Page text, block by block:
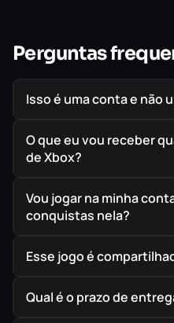
Estão incluídas as
Modo de 3x velocidade
Opção de desativar
IMPORTANTE! Todos os
diretamente na Loja Oficial
assim a melhor procedência
mídia digital.
Perguntas
Isso é uma conta e não
O que eu vou receber
de Xbox?
Vou jogar na minha
conquistas nela?
Esse jogo é
Qual é o prazo de